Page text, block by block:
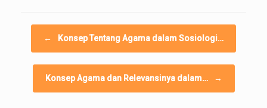
← Konsep Tentang Agama dalam Sosiologi…
Konsep Agama dan Relevansinya dalam… →